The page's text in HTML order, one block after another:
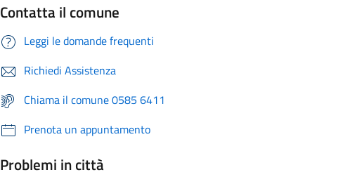
Contatta il comune
Leggi le domande frequenti
Richiedi Assistenza
Chiama il comune 0585 6411
Prenota un appuntamento
Problemi in città